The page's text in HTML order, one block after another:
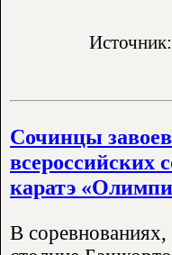
Сочинцы
всероссийских
каратэ
В